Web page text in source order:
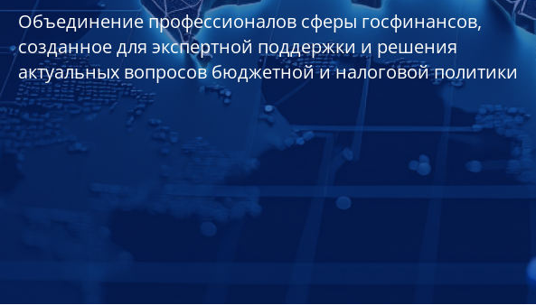
Объединение профессионалов сферы госфинансов,
созданное для экспертной поддержки и решения
актуальных вопросов бюджетной и налоговой политики